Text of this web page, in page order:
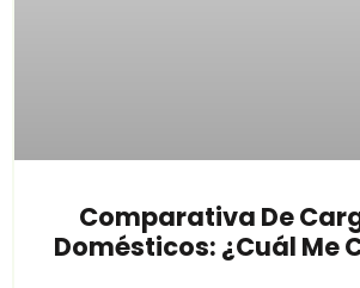
Comparativa De
Domésticos: ¿cuál Me